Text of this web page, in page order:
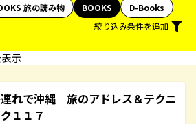
旅の読み物 BOOKS
D-Books
絞り込み条件を追加
示
れで沖縄 旅のアドレス＆テクニ
１１７